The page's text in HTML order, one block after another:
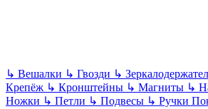
↳ Вешалки ↳ Гвозди ↳
Крепёж ↳ Кронштейны ↳ Магниты ↳
Ножки ↳ Петли ↳ Подвесы ↳ Ручки